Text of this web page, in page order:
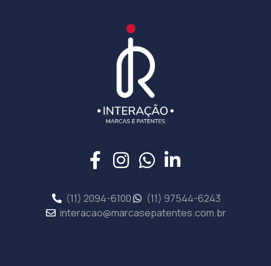
(11) 2094-6100
(11) 97544-6243
interacao@marcasepatentes.com.br